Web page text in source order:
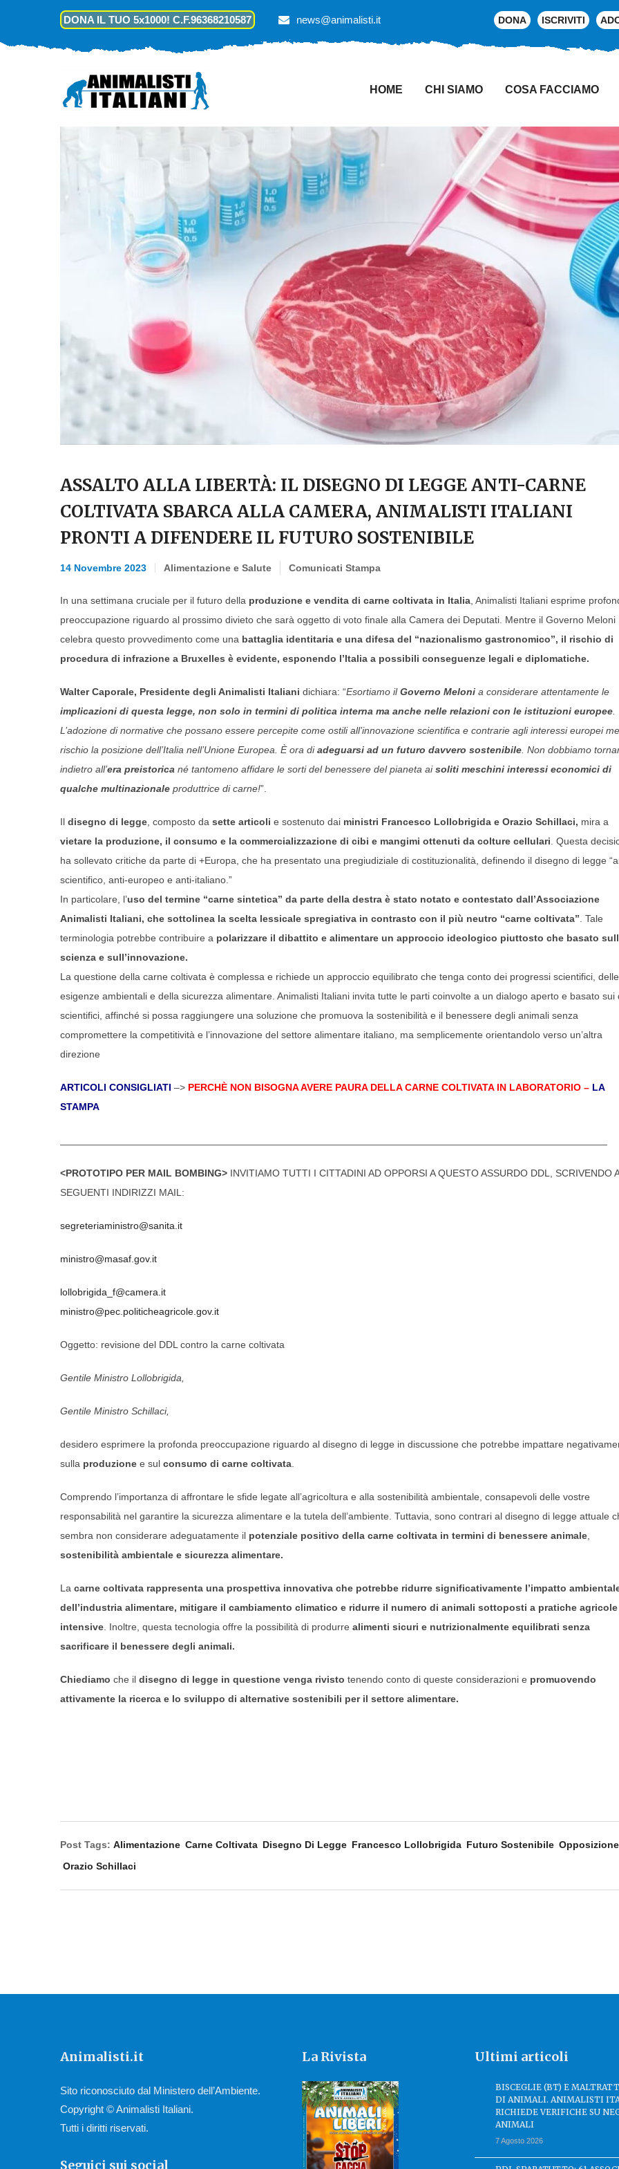
DONA IL TUO 5x1000! C.F.96368210587 news@animalisti.it DONA ISCRIVITI
HOME CHI SIAMO COSA FACCIAMO
ASSALTO ALLA LIBERTÀ: IL DISEGNO DI LEGGE ANTI-CARNE
COLTIVATA SBARCA ALLA CAMERA, ANIMALISTI ITALIANI
PRONTI A DIFENDERE IL FUTURO SOSTENIBILE
14 Novembre 2023 Alimentazione e Salute Comunicati Stampa
In una settimana cruciale per il futuro della produzione e vendita di carne coltivata in Italia , Animalisti Italiani esprime
preoccupazione riguardo al prossimo divieto che sarà oggetto di voto finale alla Camera dei Deputati. Mentre il Governo Meloni
celebra questo provvedimento come una battaglia identitaria e una difesa del “nazionalismo gastronomico”, il rischio di
procedura di infrazione a Bruxelles è evidente, esponendo l’Italia a possibili conseguenze legali e diplomatiche.
Walter Caporale, Presidente degli Animalisti Italiani dichiara: “Esortiamo ilGoverno Meloni a considerare attentamente le
implicazioni di questa legge, non solo in termini di politica interna ma anche nelle relazioni con le istituzioni europee
L’adozione di normative che possano essere percepite come ostili all’innovazione scientifica e contrarie agli interessi europei
rischio la posizione dell’Italia nell’Unione Europea. È ora diadeguarsi ad un futuro davvero sostenibile . Non dobbiamo
indietro all’era preistorica né tantomeno affidare le sorti del benessere del pianeta aisoliti meschini interessi economici di
qualche multinazionale produttrice di carne!”.
Il disegno di legge , composto da sette articoli e sostenuto dai ministri Francesco Lollobrigida e Orazio Schillaci, mira a
vietare la produzione, il consumo e la commercializzazione di cibi e mangimi ottenuti da colture cellulari . Questa
ha sollevato critiche da parte di +Europa, che ha presentato una pregiudiziale di costituzionalità, definendo il disegno di legge
scientifico, anti-europeo e anti-italiano.”
In particolare, l’uso del termine “carne sintetica” da parte della destra è stato notato e contestato dall’Associazione
Animalisti Italiani, che sottolinea la scelta lessicale spregiativa in contrasto con il più neutro “carne coltivata” . Tale
terminologia potrebbe contribuire a polarizzare il dibattito e alimentare un approccio ideologico piuttosto che basato
scienza e sull’innovazione.
La questione della carne coltivata è complessa e richiede un approccio equilibrato che tenga conto dei progressi scientifici, delle
esigenze ambientali e della sicurezza alimentare. Animalisti Italiani invita tutte le parti coinvolte a un dialogo aperto e basato sui
scientifici, affinché si possa raggiungere una soluzione che promuova la sostenibilità e il benessere degli animali senza
compromettere la competitività e l’innovazione del settore alimentare italiano, ma semplicemente orientandolo verso un’altra
direzione
ARTICOLI CONSIGLIATI –> PERCHÈ NON BISOGNA AVERE PAURA DELLA CARNE COLTIVATA IN LABORATORIO – LA
STAMPA
<PROTOTIPO PER MAIL BOMBING> INVITIAMO TUTTI I CITTADINI AD OPPORSI A QUESTO ASSURDO DDL, SCRIVENDO
SEGUENTI INDIRIZZI MAIL:
segreteriaministro@sanita.it
ministro@masaf.gov.it
lollobrigida_f@camera.it
ministro@pec.politicheagricole.gov.it
Oggetto: revisione del DDL contro la carne coltivata
Gentile Ministro Lollobrigida,
Gentile Ministro Schillaci,
desidero esprimere la profonda preoccupazione riguardo al disegno di legge in discussione che potrebbe impattare
sulla produzione e sul consumo di carne coltivata
Comprendo l’importanza di affrontare le sfide legate all’agricoltura e alla sostenibilità ambientale, consapevoli delle vostre
responsabilità nel garantire la sicurezza alimentare e la tutela dell’ambiente. Tuttavia, sono contrari al disegno di legge attuale
sembra non considerare adeguatamente il potenziale positivo della carne coltivata in termini di benessere animale
sostenibilità ambientale e sicurezza alimentare.
La carne coltivata rappresenta una prospettiva innovativa che potrebbe ridurre significativamente l’impatto
dell’industria alimentare, mitigare il cambiamento climatico e ridurre il numero di animali sottoposti a pratiche agricole
intensive . Inoltre, questa tecnologia offre la possibilità di produrre alimenti sicuri e nutrizionalmente equilibrati senza
sacrificare il benessere degli animali.
Chiediamo che il disegno di legge in questione venga rivisto tenendo conto di queste considerazioni e promuovendo
attivamente la ricerca e lo sviluppo di alternative sostenibili per il settore alimentare.
Post Tags: Alimentazione Carne Coltivata Disegno Di Legge Francesco Lollobrigida Futuro Sostenibile Opposizione
Orazio Schillaci
Animalisti.it
Sito riconosciuto dal Ministero dell’Ambiente.
Copyright © Animalisti Italiani.
Tutti i diritti riservati.
Seguici sui social
La Rivista Ultimi articoli
BISCEGLIE (BT) E
DI ANIMALI. ANIMALISTI
RICHIEDE VERIFICHE SU
ANIMALI
7 Agosto 2026